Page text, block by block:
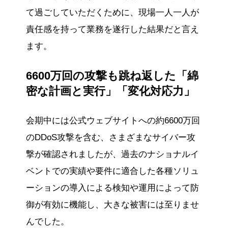
て過ごしていただくために、現場一人一人が
責任感を持って業務を遂行した結果だと言え
ます。
6600万回の攻撃も跳ね返した「綿
密な計画と実行」「変化対応力」
会期中には公式ウェブサイトへの約6600万回
のDDoS攻撃を含む、さまざまなサイバー攻
撃が確認されましたが、過去のナショナルイ
ベントでの実績や要件に適合した各種ソリュ
ーションの導入による検知や運用によって防
御が有効に機能し、大きな被害には至りませ
んでした。